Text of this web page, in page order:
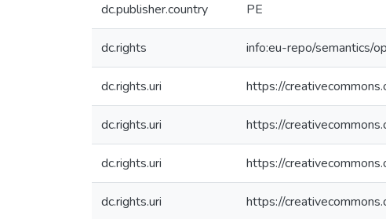
dc.publisher.country PE
dc.rights info:eu-repo/semantics/
dc.rights.uri https://
dc.rights.uri https://
dc.rights.uri https://
dc.rights.uri https://